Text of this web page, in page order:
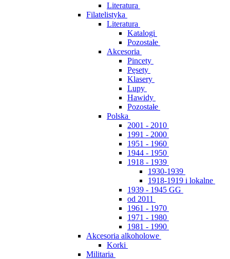
Literatura
Filatelistyka
Literatura
Katalogi
Pozostałe
Akcesoria
Pincety
Pęsety
Klasery
Lupy
Hawidy
Pozostałe
Polska
2001 - 2010
1991 - 2000
1951 - 1960
1944 - 1950
1918 - 1939
1930-1939
1918-1919 i lokalne
1939 - 1945 GG
od 2011
1961 - 1970
1971 - 1980
1981 - 1990
Akcesoria alkoholowe
Korki
Militaria